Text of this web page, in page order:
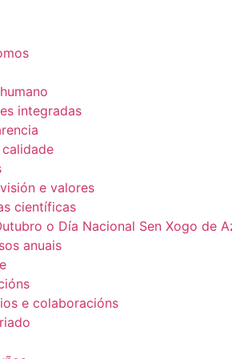
integradas
calidade
e valores
científicas
o Día Nacional Sen Xogo de
anuais
e colaboracións